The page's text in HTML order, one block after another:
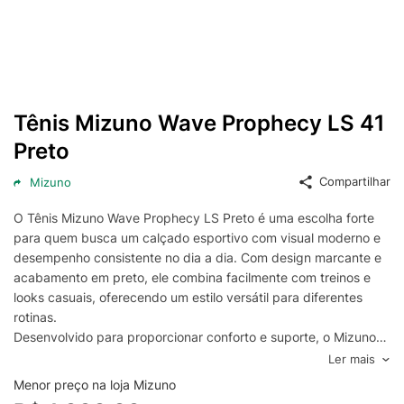
Tênis Mizuno Wave Prophecy LS 41
Preto
Mizuno Compartilhar
O Tênis Mizuno Wave Prophecy LS Preto é uma escolha forte
para quem busca um calçado esportivo com visual moderno e
desempenho consistente no dia a dia. Com design marcante e
acabamento em preto, ele combina facilmente com treinos e
looks casuais, oferecendo um estilo versátil para diferentes
rotinas.
Desenvolvido para proporcionar conforto e suporte, o Mizuno
amortecimento e estabilidade durante a passada, ajudando a
reduzir o impacto e a manter um bom controle em movimentos
Ler mais
Menor preço na loja Mizuno